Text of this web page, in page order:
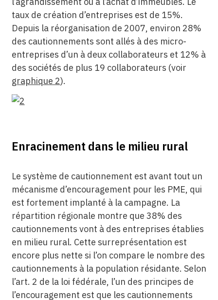
taux de création d’entreprises est de 15%.
Depuis la réorganisation de 2007, environ 28%
des cautionnements sont allés à des micro-
entreprises d’un à deux collaborateurs et 12% à
des sociétés de plus 19 collaborateurs (voir
graphique 2).
Enracinement dans le milieu rural
Le système de cautionnement est avant tout un
mécanisme d’encouragement pour les PME, qui
est fortement implanté à la campagne. La
répartition régionale montre que 38% des
cautionnements vont à des entreprises établies
en milieu rural. Cette surreprésentation est
encore plus nette si l’on compare le nombre des
cautionnements à la population résidante. Selon
l’art. 2 de la loi fédérale, l’un des principes de
l’encouragement est que les cautionnements